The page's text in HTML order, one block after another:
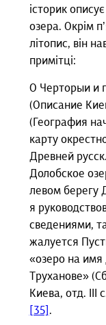
історик
озера. Окрім
літопис, він
примітці:
О Черторыи и
(Описание
(География
карту
Древней
Долобское
левом берегу
я
сведениями,
жалуется
«озеро на имя
Труханове»
Киева, отд. III
[35] .